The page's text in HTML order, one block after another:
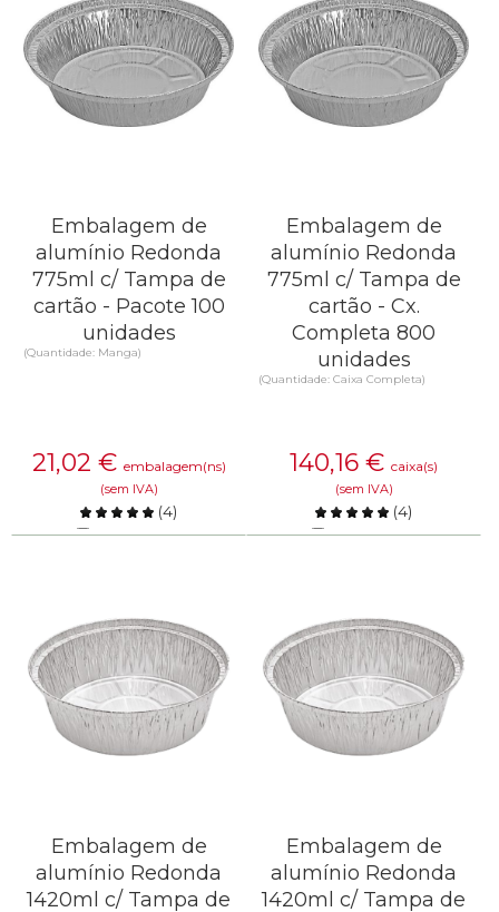
Embalagem de
alumínio Redonda
775ml c/ Tampa de
cartão - Pacote 100
unidades
(Quantidade: Manga)
21,02 € embalagem(ns)
(sem IVA)
(4)
Comparar
Embalagem de
alumínio Redonda
775ml c/ Tampa de
cartão - Cx.
Completa 800
unidades
(Quantidade: Caixa Completa)
140,16 € caixa(s)
(sem IVA)
(4)
Comparar
Embalagem de
alumínio Redonda
1420ml c/ Tampa de
Embalagem de
alumínio Redonda
1420ml c/ Tampa de